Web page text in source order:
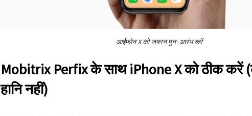
आईफोन X को जबरन पुनः आरंभ करें
Mobitrix Perfix के साथ iPhone X को ठीक करें
हानि नहीं)